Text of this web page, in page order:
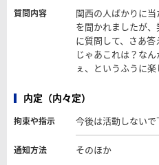
質問内容
関西の人ばかりに
を聞かれましたが
に質問して、さあ
じゃあこれは？な
ぇ、というふうに
内定（内々定）
拘束や指示 今後は活動しないで
通知方法 そのほか